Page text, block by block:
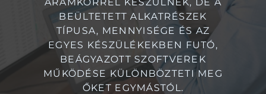
BEÜLTETETT ALKATRÉSZEK
TÍPUSA, MENNYISÉGE ÉS AZ
EGYES KÉSZÜLÉKEKBEN FUTÓ,
BEÁGYAZOTT SZOFTVEREK
MŰKÖDÉSE KÜLÖNBÖZTETI MEG
ŐKET EGYMÁSTÓL.